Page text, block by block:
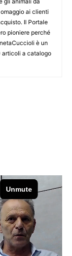
ai clienti
Il Portale
pioniere perché
è un
a catalogo